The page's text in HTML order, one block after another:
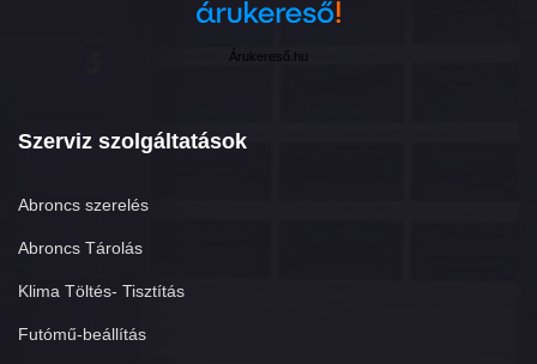
Árukereső.hu
Szerviz szolgáltatások
Abroncs szerelés
Abroncs Tárolás
Klima Töltés- Tisztítás
Futómű-beállítás